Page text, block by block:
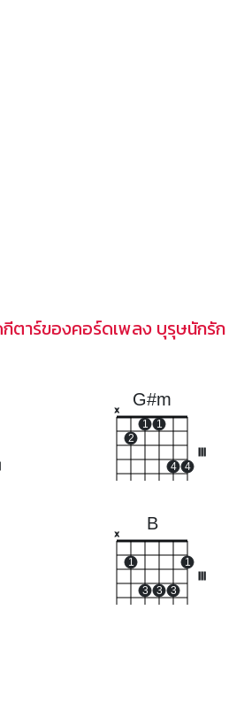
ตาร์ของคอร์ดเพลง บุรุษนักรัก
G#m
x
2
1 1
4 4
B
x
1
3 3 3
1